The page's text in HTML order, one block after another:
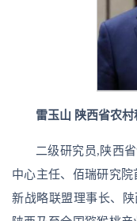
雷玉山 陕西省农
二级研究员,陕西
中心主任、佰瑞研究
新战略联盟理事长、